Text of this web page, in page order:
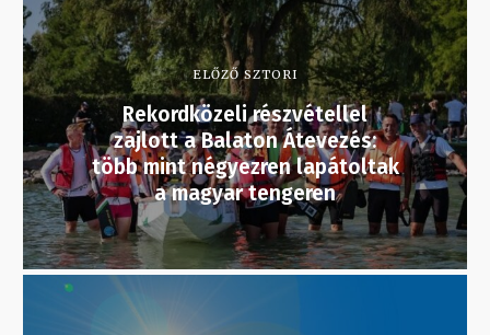
ELŐZŐ SZTORI
Rekordközeli részvétellel
zajlott a Balaton Átevezés:
több mint négyezren lapátoltak
a magyar tengeren